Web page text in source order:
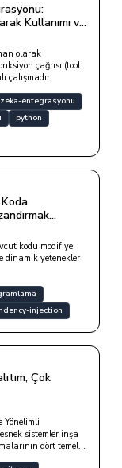
Kullanımı ve
olarak
çağrısı (tool
çalışmadır.
entegrasyonu
python
kodu modifiye
dinamik yetenekler
injection
Çok
Yönelimli
sistemler inşa
dört temel